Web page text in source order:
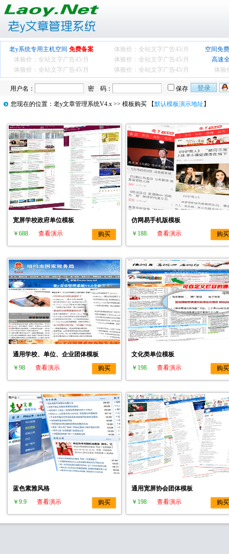
老y系统专用主机空间 免费备案 体验价：全站文字广告45/月
空间免
体验价：全站文字广告45/月 体验价：全站文字广告45/月
高速
体验价：全站文字广告45/月 体验价：全站文字广告45/月 体验
用户名： 密 码： 保存
您现在的位置： 老y文章管理系统V4.x >> 模板购买 【默认模板演示地址 】
宽屏学校政府单位模板
￥688
查看演示 购买
仿网易手机版模板
￥188
查看演示 购买
通用学校、单位、企业团体模板
￥98
查看演示 购买
文化类单位模板
￥198
查看演示 购买
蓝色素雅风格
￥9.9
查看演示 购买
通用宽屏协会团体模板
￥198
查看演示 购买